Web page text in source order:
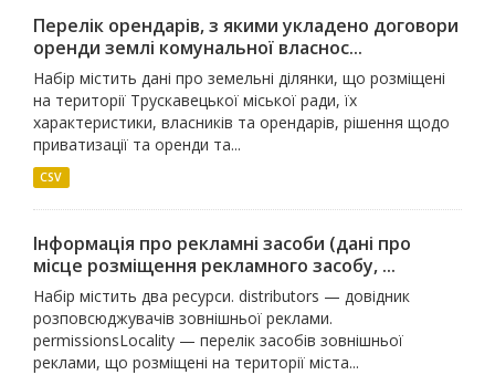
Перелік орендарів, з якими укладено договори
оренди землі комунальної власнос...
Набір містить дані про земельні ділянки, що розміщені
на території Трускавецької міської ради, їх
характеристики, власників та орендарів, рішення щодо
приватизації та оренди та...
CSV
Інформація про рекламні засоби (дані про
місце розміщення рекламного засобу, ...
Набір містить два ресурси. distributors — довідник
розповсюджувачів зовнішньої реклами.
permissionsLocality — перелік засобів зовнішньої
реклами, що розміщені на території міста...